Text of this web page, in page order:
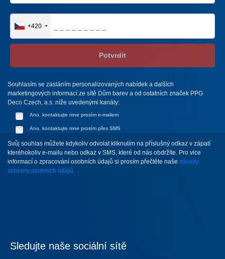
+420
Potvrdit
Souhlasím se zasláním personalizovaných nabídek a dalších
marketingových informací ze sítě Dům barev a od ostatních značek PPG
Deco Czech, a.s. níže uvedenými kanály:
Ano, kontaktujte mne prosím e-mailem
Ano, kontaktujte mne prosím přes SMS
Svůj souhlas můžete kdykoliv odvolat kliknutím na příslušný odkaz v zápatí
kteréhokoliv e-mailu nebo odkaz v SMS, které od nás obdržíte. Pro vice
informací o zpracování osobních údajů si prosím přečtěte naše zásady
ochrany osobních údajů.
Sledujte naše sociální sítě